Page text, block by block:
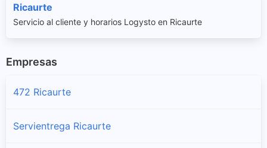
Ricaurte
Servicio al cliente y horarios Logysto en Ricaurte
Empresas
472 Ricaurte
Servientrega Ricaurte